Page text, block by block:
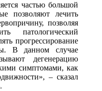
частью большой
позволяют лечить
позволяя
патологический
прогрессирование
В данном случае
дегенерацию
симптомами, как
– сказал